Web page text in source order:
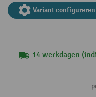
Variant configureren
14 werkdagen